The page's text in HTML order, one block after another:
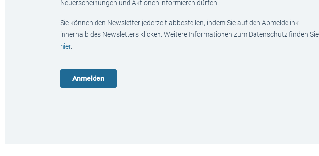
Neuerscheinungen und Aktionen informieren dürfen.
Sie können den Newsletter jederzeit abbestellen, indem Sie auf den Abmeldelink
innerhalb des Newsletters klicken. Weitere Informationen zum Datenschutz finden Sie
hier.